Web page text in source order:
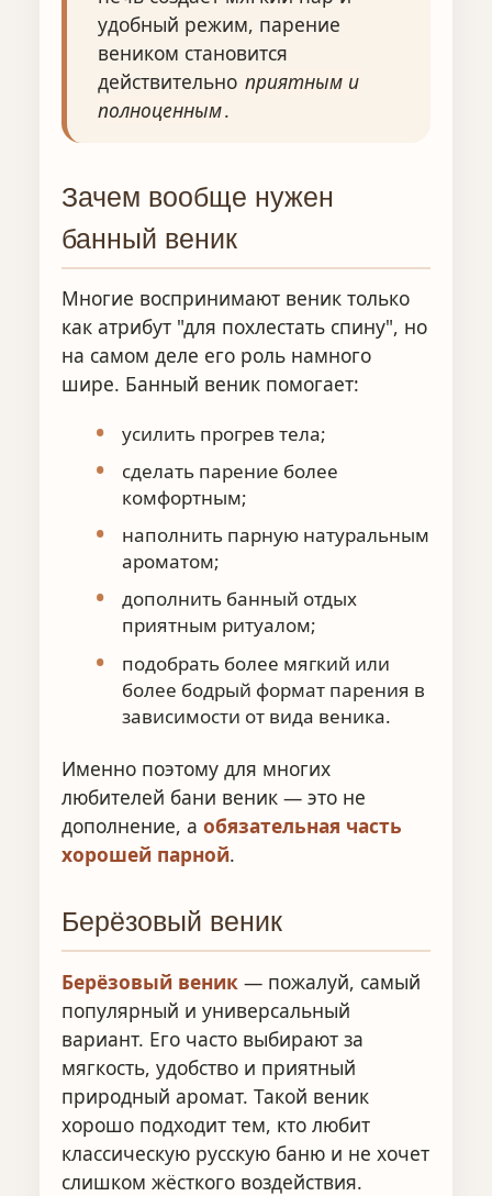
удобный режим, парение
веником становится
действительно приятным и
полноценным.
Зачем вообще нужен
банный веник
Многие воспринимают веник только
как атрибут "для похлестать спину", но
на самом деле его роль намного
шире. Банный веник помогает:
усилить прогрев тела;
сделать парение более
комфортным;
наполнить парную натуральным
ароматом;
дополнить банный отдых
приятным ритуалом;
подобрать более мягкий или
более бодрый формат парения в
зависимости от вида веника.
Именно поэтому для многих
любителей бани веник — это не
дополнение, аобязательная часть
хорошей парной.
Берёзовый веник
Берёзовый веник — пожалуй, самый
популярный и универсальный
вариант. Его часто выбирают за
мягкость, удобство и приятный
природный аромат. Такой веник
хорошо подходит тем, кто любит
классическую русскую баню и не хочет
слишком жёсткого воздействия.